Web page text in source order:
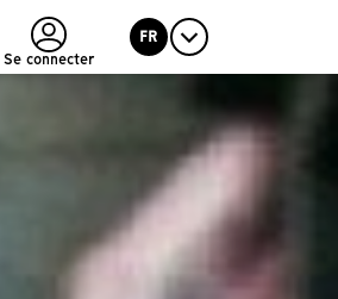
Se connecter
FR